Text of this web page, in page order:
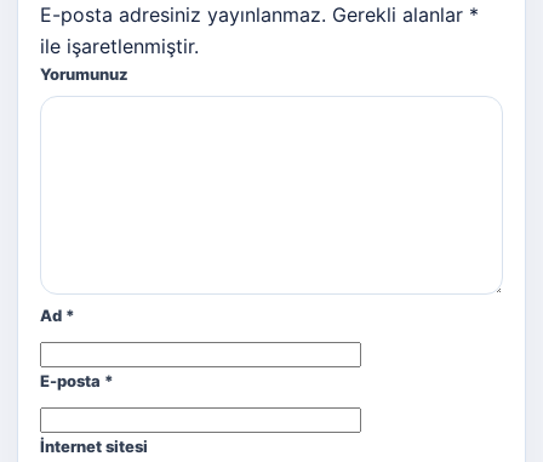
E-posta adresiniz yayınlanmaz. Gerekli alanlar *
ile işaretlenmiştir.
Yorumunuz
Ad *
E-posta *
İnternet sitesi